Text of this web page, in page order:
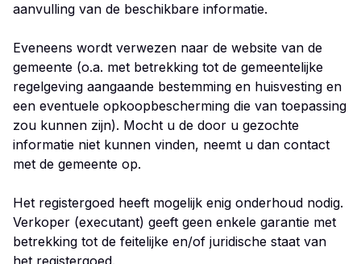
aanvulling van de beschikbare informatie.
Eveneens wordt verwezen naar de website van de
gemeente (o.a. met betrekking tot de gemeentelijke
regelgeving aangaande bestemming en huisvesting en
een eventuele opkoopbescherming die van toepassing
zou kunnen zijn). Mocht u de door u gezochte
informatie niet kunnen vinden, neemt u dan contact
met de gemeente op.
Het registergoed heeft mogelijk enig onderhoud nodig.
Verkoper (executant) geeft geen enkele garantie met
betrekking tot de feitelijke en/of juridische staat van
het registergoed.